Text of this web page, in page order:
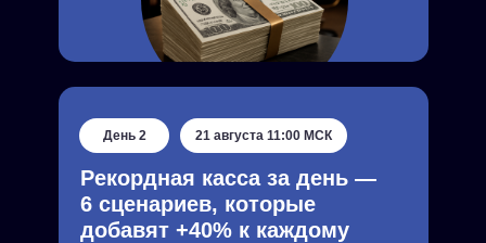
День 2 21 августа 11:00 МСК
Рекордная касса за день —
6 сценариев, которые
добавят +40% к каждому